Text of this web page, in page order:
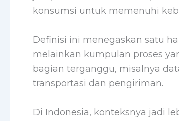
konsumsi untuk memenuhi
Definisi ini menegaskan satu
melainkan kumpulan proses
bagian terganggu, misalnya
transportasi dan pengiriman.
Di Indonesia, konteksnya jadi